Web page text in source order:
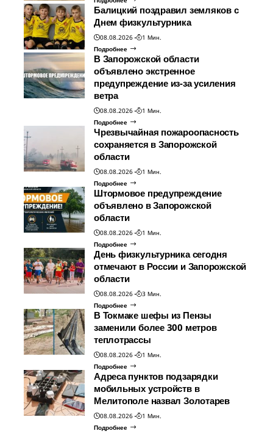
Балицкий поздравил земляков с
Днем физкультурника
08.08.2026
1 Мин.
Подробнее
В Запорожской области
объявлено экстренное
предупреждение из-за усиления
ветра
08.08.2026
1 Мин.
Подробнее
Чрезвычайная пожароопасность
сохраняется в Запорожской
области
08.08.2026
1 Мин.
Подробнее
Штормовое предупреждение
объявлено в Запорожской
области
08.08.2026
1 Мин.
Подробнее
День физкультурника сегодня
отмечают в России и Запорожской
области
08.08.2026
3 Мин.
Подробнее
В Токмаке шефы из Пензы
заменили более 300 метров
теплотрассы
08.08.2026
1 Мин.
Подробнее
Адреса пунктов подзарядки
мобильных устройств в
Мелитополе назвал Золотарев
08.08.2026
1 Мин.
Подробнее